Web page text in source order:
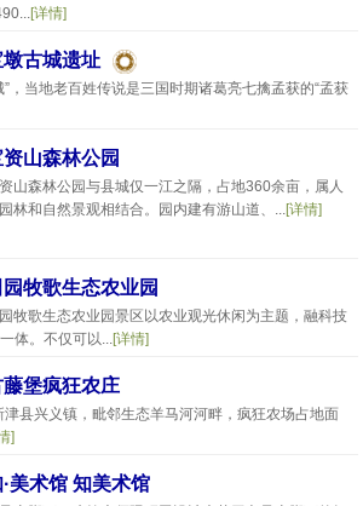
[详情]
墩古城遗址
，当地老百姓传说是三国时期诸葛亮七擒孟获的“孟获
山森林公园
山森林公园与县城仅一江之隔，占地360余亩，属人
林和自然景观相结合。园内建有游山道、...[详情]
园牧歌生态农业园
牧歌生态农业园景区以农业观光休闲为主题，融科技
体。不仅可以...[详情]
藤堡疯狂农庄
津县兴义镇，毗邻生态羊马河河畔，疯狂农场占地面
]
美术馆 知美术馆